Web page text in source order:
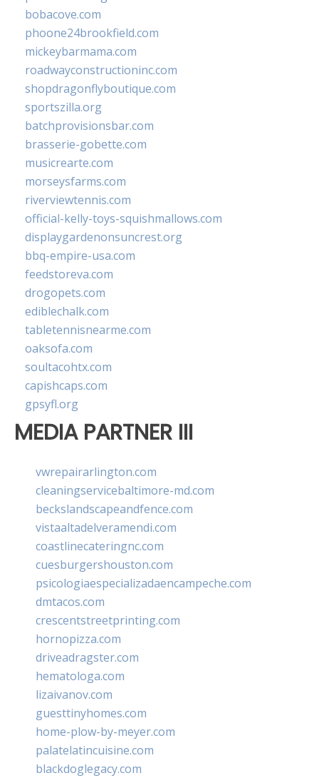
bobacove.com
phoone24brookfield.com
mickeybarmama.com
roadwayconstructioninc.com
shopdragonflyboutique.com
sportszilla.org
batchprovisionsbar.com
brasserie-gobette.com
musicrearte.com
morseysfarms.com
riverviewtennis.com
official-kelly-toys-squishmallows.com
displaygardenonsuncrest.org
bbq-empire-usa.com
feedstoreva.com
drogopets.com
ediblechalk.com
tabletennisnearme.com
oaksofa.com
soultacohtx.com
capishcaps.com
gpsyfl.org
MEDIA PARTNER III
vwrepairarlington.com
cleaningservicebaltimore-md.com
beckslandscapeandfence.com
vistaaltadelveramendi.com
coastlinecateringnc.com
cuesburgershouston.com
psicologiaespecializadaencampeche.com
dmtacos.com
crescentstreetprinting.com
hornopizza.com
driveadragster.com
hematologa.com
lizaivanov.com
guesttinyhomes.com
home-plow-by-meyer.com
palatelatincuisine.com
blackdoglegacy.com